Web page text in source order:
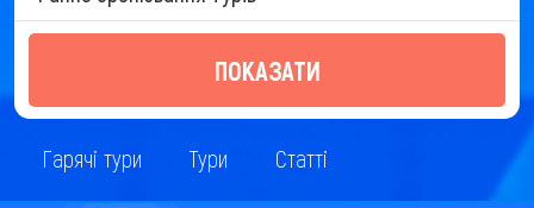
ПОКАЗАТИ
Гарячі тури Тури Статті